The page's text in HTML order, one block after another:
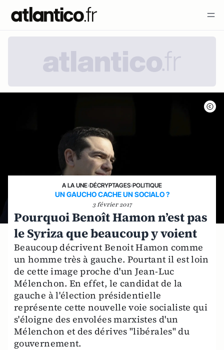
A LA UNE›DÉCRYPTAGES›POLITIQUE
UN GAUCHO CACHE UN SOCIALO ?
3 février 2017
Pourquoi Benoît Hamon n’est pas
le Syriza que beaucoup y voient
Beaucoup décrivent Benoit Hamon comme
un homme très à gauche. Pourtant il est loin
de cette image proche d'un Jean-Luc
Mélenchon. En effet, le candidat de la
gauche à l'élection présidentielle
représente cette nouvelle voie socialiste qui
s'éloigne des envolées marxistes d'un
Mélenchon et des dérives "libérales" du
gouvernement.